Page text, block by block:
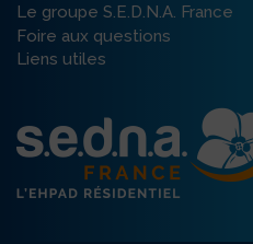
Le groupe S.E.D.N.A. France
Foire aux questions
Liens utiles